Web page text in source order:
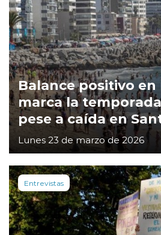
Balance positivo en
marca la
pese a caída en
Lunes 23 de marzo de 2026
Entrevistas